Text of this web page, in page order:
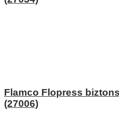
Flamco Flopress
(27006)